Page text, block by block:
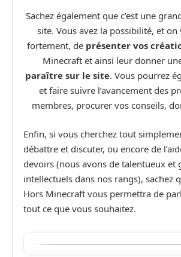
Sachez également que c’est une
site. Vous avez la possibilité, et
fortement, de présenter vos
Minecraft et ainsi leur donner
paraître sur le site. Vous pourrez
et faire suivre l’avancement des
membres, procurer vos conseils,
Enfin, si vous cherchez tout
débattre et discuter, ou encore de
devoirs (nous avons de talentueux et
intellectuels dans nos rangs), sachez
Hors Minecraft vous permettra de
tout ce que vous souhaitez.